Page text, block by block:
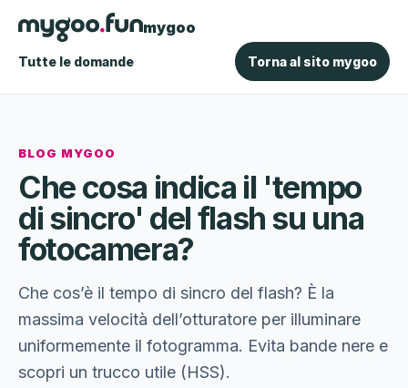
mygoo
Tutte le domande Torna al sito mygoo
BLOG MYGOO
Che cosa indica il 'tempo
di sincro' del flash su una
fotocamera?
Che cos’è il tempo di sincro del flash? È la
massima velocità dell’otturatore per illuminare
uniformemente il fotogramma. Evita bande nere e
scopri un trucco utile (HSS).